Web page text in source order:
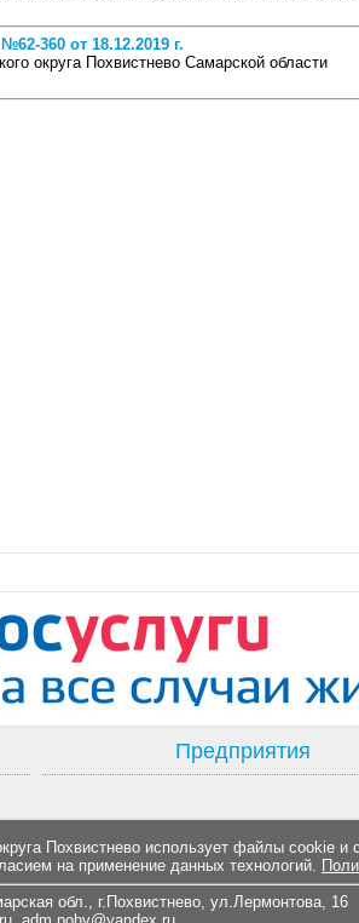
360 от 18.12.2019 г.
округа Похвистнево Самарской области
Предприятия
Похвистнево использует файлы cookie и
на применение данных технологий.
обл., г.Похвистнево, ул.Лермонтова, 16